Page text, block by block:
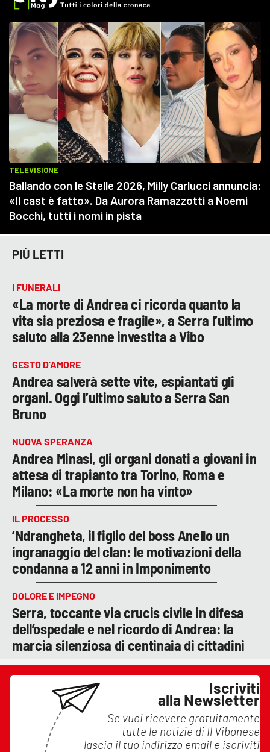
PIÙ LETTI
I FUNERALI
«La morte di Andrea ci ricorda quanto la
vita sia preziosa e fragile», a Serra l’ultimo
saluto alla 23enne investita a Vibo
GESTO D’AMORE
Andrea salverà sette vite, espiantati gli
organi. Oggi l’ultimo saluto a Serra San
Bruno
NUOVA SPERANZA
Andrea Minasi, gli organi donati a giovani in
attesa di trapianto tra Torino, Roma e
Milano: «La morte non ha vinto»
IL PROCESSO
’Ndrangheta, il figlio del boss Anello un
ingranaggio del clan: le motivazioni della
condanna a 12 anni in Imponimento
DOLORE E IMPEGNO
Serra, toccante via crucis civile in difesa
dell’ospedale e nel ricordo di Andrea: la
marcia silenziosa di centinaia di cittadini
Iscriviti
alla Newsletter
Se vuoi ricevere gratuitamente
tutte le notizie di Il Vibonese
lascia il tuo indirizzo email e iscriviti